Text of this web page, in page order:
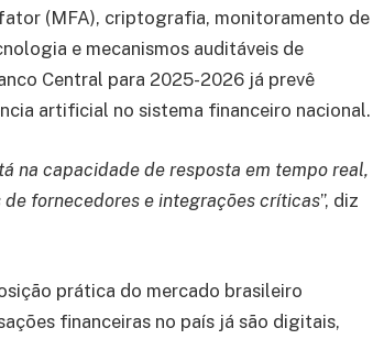
(MFA), criptografia, monitoramento de
e mecanismos auditáveis de
Central para 2025-2026 já prevê
artificial no sistema financeiro nacional.
na capacidade de resposta em tempo real,
fornecedores e integrações críticas”, diz
prática do mercado brasileiro
financeiras no país já são digitais,